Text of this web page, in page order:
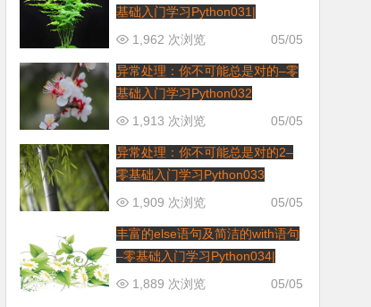
基础入门学习Python031|
05/05
1,962 次浏览
异常处理：你不可能总是对的–零
基础入门学习Python032
05/05
1,913 次浏览
异常处理：你不可能总是对的2–
零基础入门学习Python033
05/05
1,909 次浏览
丰富的else语句及简洁的with语句
–零基础入门学习Python034|
05/05
1,889 次浏览